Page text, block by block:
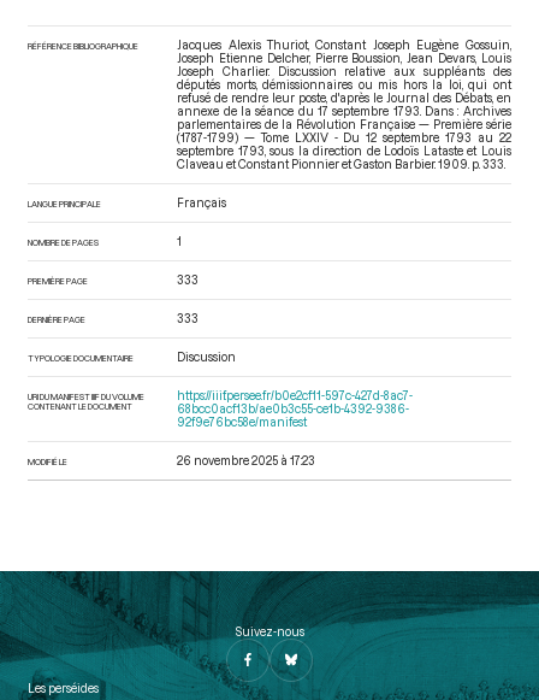
RÉFÉRENCE BIBLIOGRAPHIQUE
Jacques Alexis Thuriot, Constant Joseph Eugène Gossuin,
Joseph Etienne Delcher, Pierre Boussion, Jean Devars, Louis
Joseph Charlier. Discussion relative aux suppléants des
députés morts, démissionnaires ou mis hors la loi, qui ont
refusé de rendre leur poste, d'après le Journal des Débats, en
annexe de la séance du 17 septembre 1793. Dans : Archives
parlementaires de la Révolution Française — Première série
(1787-1799) — Tome LXXIV - Du 12 septembre 1793 au 22
septembre 1793 , sous la direction de Lodoïs Lataste et Louis
Claveau et Constant Pionnier et Gaston Barbier. 1909. p. 333.
LANGUE PRINCIPALE Français
NOMBRE DE PAGES 1
PREMIÈRE PAGE 333
DERNIÈRE PAGE 333
TYPOLOGIE DOCUMENTAIRE Discussion
URI DU MANIFEST IIIF DU VOLUME
CONTENANT LE DOCUMENT
https://iiif.persee.fr/b0e2cf11-597c-427d-8ac7-
68bcc0acf13b/ae0b3c55-ce1b-4392-9386-
92f9e76bc58e/manifest
MODIFIÉ LE 26 novembre 2025 à 17:23
Suivez-nous
Les perséides